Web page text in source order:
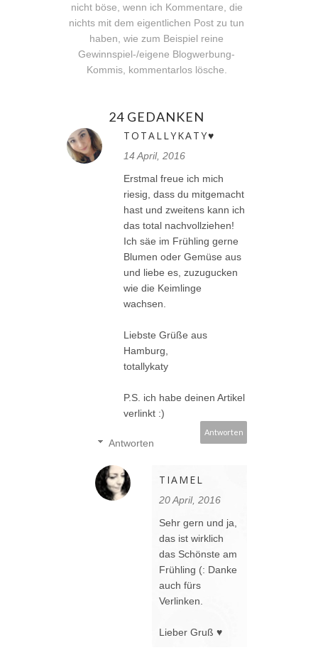
nicht böse, wenn ich Kommentare, die
nichts mit dem eigentlichen Post zu tun
haben, wie zum Beispiel reine
Gewinnspiel-/eigene Blogwerbung-
Kommis, kommentarlos lösche.
24 GEDANKEN
TOTALLYKATY♥
14 April, 2016
Erstmal freue ich mich
riesig, dass du mitgemacht
hast und zweitens kann ich
das total nachvollziehen!
Ich säe im Frühling gerne
Blumen oder Gemüse aus
und liebe es, zuzugucken
wie die Keimlinge
wachsen.
Liebste Grüße aus
Hamburg,
totallykaty
P.S. ich habe deinen Artikel
verlinkt :)
Antworten
Antworten
TIAMEL
20 April, 2016
Sehr gern und ja,
das ist wirklich
das Schönste am
Frühling (: Danke
auch fürs
Verlinken.
Lieber Gruß ♥